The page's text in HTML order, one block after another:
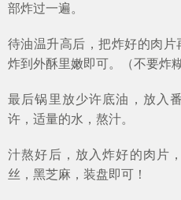
部炸过一遍。
待油温升高后，把炸好的肉片
炸到外酥里嫩即可。（不要炸糊
最后锅里放少许底油，放入
许，适量的水，熬汁。
汁熬好后，放入炸好的肉片
丝，黑芝麻，装盘即可！